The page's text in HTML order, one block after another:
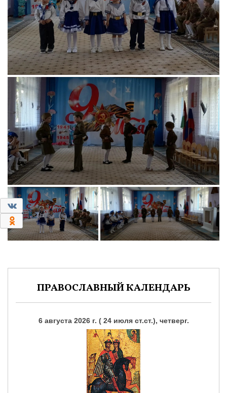
0
0
ПРАВОСЛАВНЫЙ КАЛЕНДАРЬ
6 августа 2026 г. ( 24 июля ст.ст.), четверг.